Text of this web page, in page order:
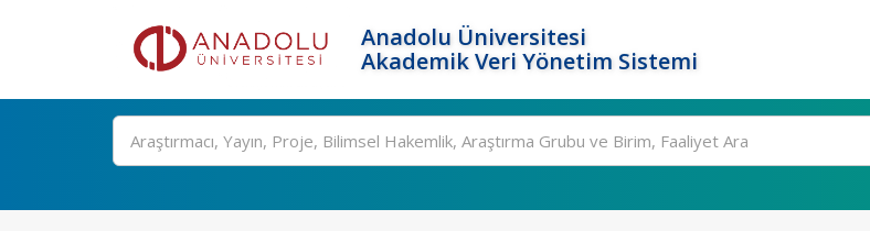
Anadolu Üniversitesi
Akademik Veri Yönetim Sistemi
Ara